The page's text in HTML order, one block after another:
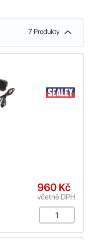
7 Produkty
960 Kč
včetně DPH